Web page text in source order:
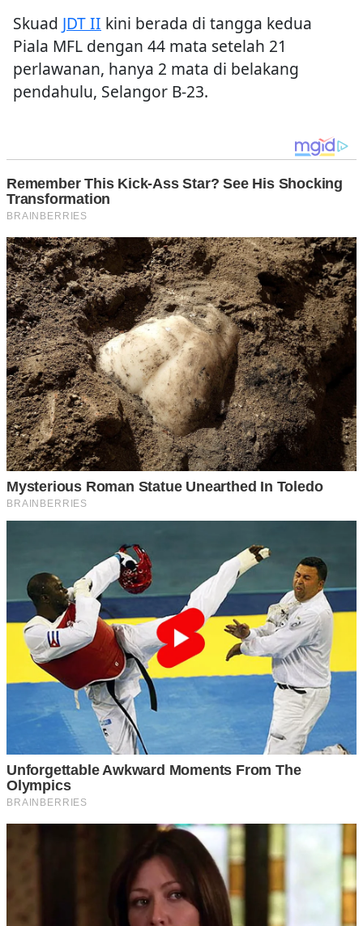
Skuad JDT II kini berada di tangga kedua
Piala MFL dengan 44 mata setelah 21
perlawanan, hanya 2 mata di belakang
pendahulu, Selangor B-23.